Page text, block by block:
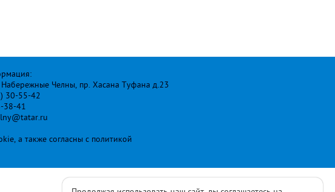
Челны, пр. Хасана Туфана д.23
30-55-42
38-41
а также согласны с политикой